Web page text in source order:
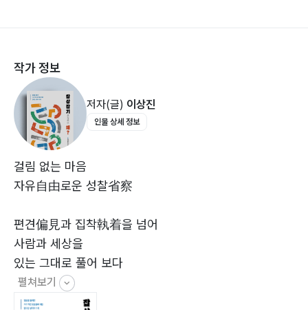
004 깨물어 안 아픈 손가락은 있다28
과감한 선택과 포기에 대한 솔직함
005 당연한 것은 없다30
일상의 모든 순간을 새롭게 바라보는 지혜
006 당장 모든 것을 할 수 없다, 그러나 당장 무언가는 할
수 있다32
좌절과 희망 사이의 지혜
분노와 희망, 인내와 경고, 그리고 알 수 없는 미래
008 무애(無碍)36
모든 걸림에서 벗어난 자유, 삶의 진정한 평화
009 별일 없이 산다38
평범함 속의 특별한 축복
작가 정보
저자(글) 이상진
인물 상세 정보
걸림 없는 마음
자유自由로운 성찰省察
편견偏見과 집착執着을 넘어
사람과 세상을
있는 그대로 풀어 보다
펼쳐보기